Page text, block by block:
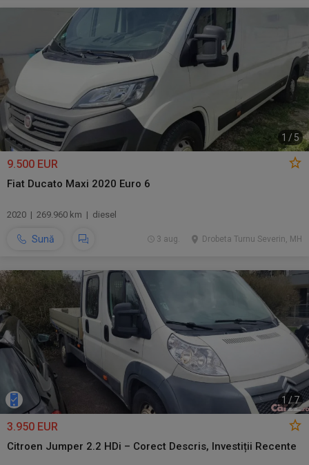
1 / 5
9.500 EUR
Fiat Ducato Maxi 2020 Euro 6
2020 | 269.960 km | diesel
Sună Drobeta Turnu Severin, MH
3 aug.
1 /7
3.950 EUR
Citroen Jumper 2.2 HDi – Corect Descris, Investiții Recente